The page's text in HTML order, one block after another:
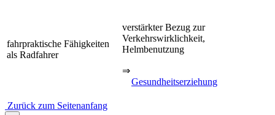
fahrpraktische Fähigkeiten
als Radfahrer
verstärkter Bezug zur
Verkehrswirklichkeit,
Helmbenutzung
⇒
Gesundheitserziehung
Zurück zum Seitenanfang